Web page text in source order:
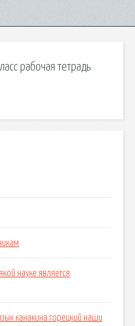
рабочая тетрадь
науке является
канакина горецкий наши